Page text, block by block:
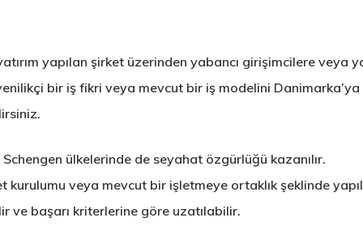
yapılan şirket üzerinden yabancı girişimcilere veya
bir iş fikri veya mevcut bir iş modelini
ülkelerinde de seyahat özgürlüğü kazanılır.
kurulumu veya mevcut bir işletmeye ortaklık şeklinde
ve başarı kriterlerine göre uzatılabilir.